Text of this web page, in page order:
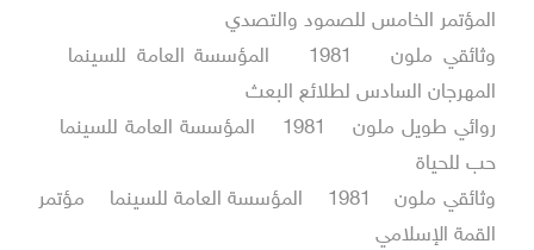
المؤتمر الخامس للصمود والتصدي
وثائقي ملون 1981 المؤسسة العامة للسينما
المهرجان السادس لطلائع البعث
روائي طويل ملون 1981 المؤسسة العامة للسينما
حب للحياة
وثائقي ملون 1981 المؤسسة العامة للسينما مؤتمر
القمة الإسلامي